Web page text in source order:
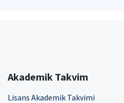
Akademik Takvim
Lisans Akademik Takvimi